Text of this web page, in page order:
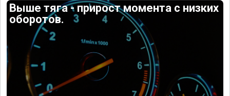
Выше тяга - прирост момента с низких
оборотов.